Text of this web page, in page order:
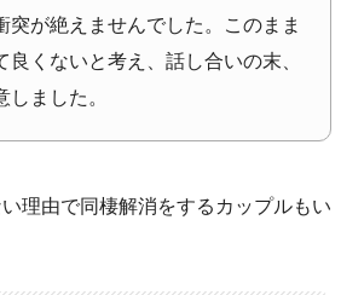
突が絶えませんでした。このまま
良くないと考え、話し合いの末、
ました。
理由で同棲解消をするカップルもい